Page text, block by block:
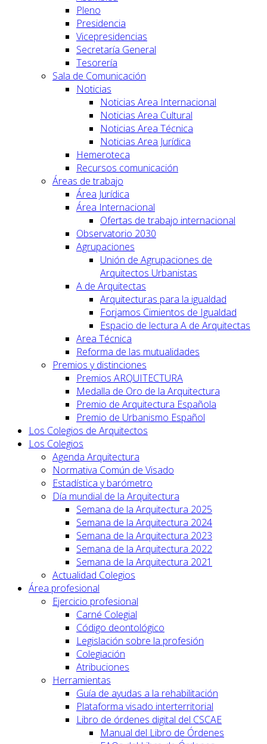
Pleno
Presidencia
Vicepresidencias
Secretaría General
Tesorería
Sala de Comunicación
Noticias
Noticias Area Internacional
Noticias Area Cultural
Noticias Area Técnica
Noticias Area Jurídica
Hemeroteca
Recursos comunicación
Áreas de trabajo
Área Jurídica
Área Internacional
Ofertas de trabajo internacional
Observatorio 2030
Agrupaciones
Unión de Agrupaciones de
Arquitectos Urbanistas
A de Arquitectas
Arquitecturas para la igualdad
Forjamos Cimientos de Igualdad
Espacio de lectura A de Arquitectas
Area Técnica
Reforma de las mutualidades
Premios y distinciones
Premios ARQUITECTURA
Medalla de Oro de la Arquitectura
Premio de Arquitectura Española
Premio de Urbanismo Español
Los Colegios de Arquitectos
Los Colegios
Agenda Arquitectura
Normativa Común de Visado
Estadística y barómetro
Día mundial de la Arquitectura
Semana de la Arquitectura 2025
Semana de la Arquitectura 2024
Semana de la Arquitectura 2023
Semana de la Arquitectura 2022
Semana de la Arquitectura 2021
Actualidad Colegios
Área profesional
Ejercicio profesional
Carné Colegial
Código deontológico
Legislación sobre la profesión
Colegiación
Atribuciones
Herramientas
Guía de ayudas a la rehabilitación
Plataforma visado interterritorial
Libro de órdenes digital del CSCAE
Manual del Libro de Órdenes